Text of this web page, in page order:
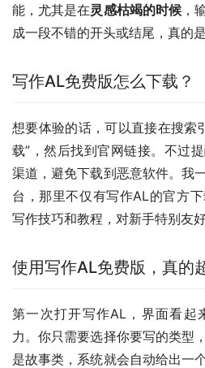
能，尤其是在灵感枯竭的时候 ，
成一段不错的开头或结尾，真的是
写作AL免费版怎么下载？
想要体验的话，可以直接在搜索
载”，然后找到官网链接。不过
渠道，避免下载到恶意软件。我
台，那里不仅有写作AL的官方
写作技巧和教程，对新手特别友好
使用写作AL免费版，真的
第一次打开写作AL，界面看起
力。你只需要选择你要写的类型
是故事类，系统就会自动给出一